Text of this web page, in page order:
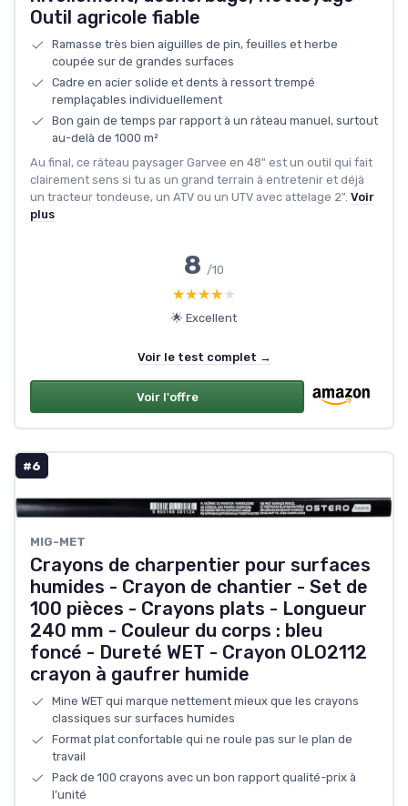
Outil agricole fiable
Ramasse très bien aiguilles de pin, feuilles et herbe
coupée sur de grandes surfaces
Cadre en acier solide et dents à ressort trempé
remplaçables individuellement
Bon gain de temps par rapport à un râteau manuel, surtout
au-delà de 1000 m²
Au final, ce râteau paysager Garvee en 48" est un outil qui fait
clairement sens si tu as un grand terrain à entretenir et déjà
un tracteur tondeuse, un ATV ou un UTV avec attelage 2". Voir
plus
8 /10
★★★★★
★★★★★
🌟 Excellent
Voir le test complet →
Voir l'offre
#6
MIG-MET
Crayons de charpentier pour surfaces
humides - Crayon de chantier - Set de
100 pièces - Crayons plats - Longueur
240 mm - Couleur du corps : bleu
foncé - Dureté WET - Crayon OLO2112
crayon à gaufrer humide
Mine WET qui marque nettement mieux que les crayons
classiques sur surfaces humides
Format plat confortable qui ne roule pas sur le plan de
travail
Pack de 100 crayons avec un bon rapport qualité-prix à
l’unité